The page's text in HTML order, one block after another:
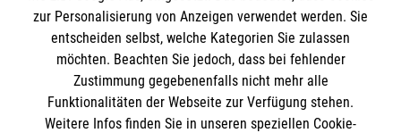
Empfohlen wird eine Frequenz von 100 bis 120
Kompressionen pro Minute.
zur Personalisierung von Anzeigen verwendet werden. Sie
entscheiden selbst, welche Kategorien Sie zulassen
möchten. Beachten Sie jedoch, dass bei fehlender
Zustimmung gegebenenfalls nicht mehr alle
Funktionalitäten der Webseite zur Verfügung stehen.
Weitere Infos finden Sie in unseren speziellen Cookie-